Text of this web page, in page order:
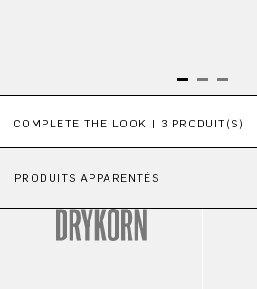
COMPLETE THE LOOK | 3 PRODUIT(S)
PRODUITS APPARENTÉS